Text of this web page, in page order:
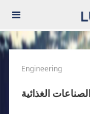
Engineering
الغذائية